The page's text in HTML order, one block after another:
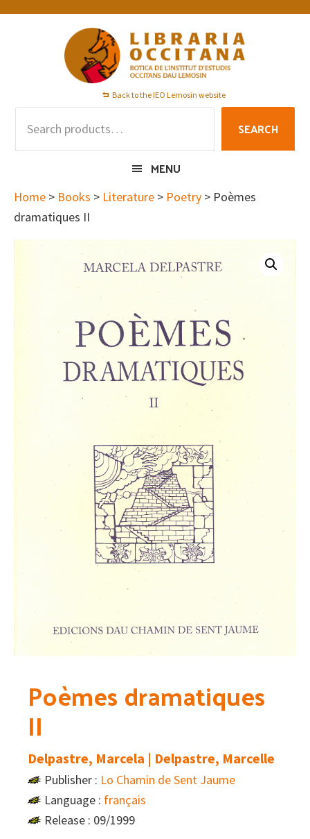
Skip
Skip
Skip
Back to the IEO Lemosin website
SEARCH
MENU
Home > Books > Literature > Poetry > Poèmes
dramatiques II
Poèmes dramatiques
II
Delpastre, Marcela | Delpastre, Marcelle
Publisher : Lo Chamin de Sent Jaume
Language : français
Release : 09/1999